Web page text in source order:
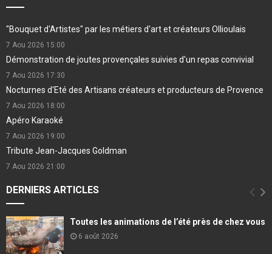
"Bouquet d'Artistes" par les métiers d'art et créateurs Ollioulais
7 Aou 2026 15:00
Démonstration de joutes provençales suivies d'un repas convivial
7 Aou 2026 17:30
Nocturnes d'Eté des Artisans créateurs et producteurs de Provence
7 Aou 2026 18:00
Apéro Karaoké
7 Aou 2026 19:00
Tribute Jean-Jacques Goldman
7 Aou 2026 21:00
DERNIERS ARTICLES
Toutes les animations de l’été près de chez vous
6 août 2026